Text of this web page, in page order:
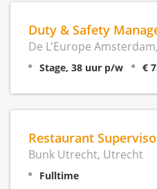
Duty & Safety
De L'Europe
Stage, 38 uur p/w €
Restaurant
Bunk Utrecht, Utrecht
Fulltime